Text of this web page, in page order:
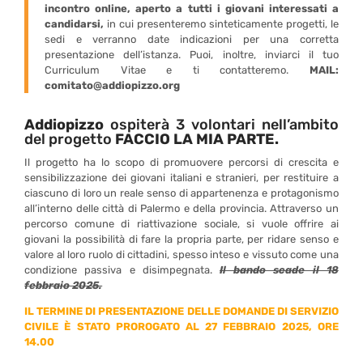
incontro online, aperto a tutti i giovani interessati a
candidarsi, in cui presenteremo sinteticamente progetti, le
sedi e verranno date indicazioni per una corretta
presentazione dell’istanza. Puoi, inoltre, inviarci il tuo
Curriculum Vitae e ti contatteremo. MAIL:
comitato@addiopizzo.org
Addiopizzoospiterà 3 volontari nell’ambito
del progetto FACCIO LA MIA PARTE.
Il progetto ha lo scopo di promuovere percorsi di crescita e
sensibilizzazione dei giovani italiani e stranieri, per restituire a
ciascuno di loro un reale senso di appartenenza e protagonismo
all’interno delle città di Palermo e della provincia. Attraverso un
percorso comune di riattivazione sociale, si vuole offrire ai
giovani la possibilità di fare la propria parte, per ridare senso e
valore al loro ruolo di cittadini, spesso inteso e vissuto come una
condizione passiva e disimpegnata. Il bando scade il 18
febbraio 2025.
IL TERMINE DI PRESENTAZIONE DELLE DOMANDE DI SERVIZIO
CIVILE È STATO PROROGATO AL 27 FEBBRAIO 2025, ORE
14.00